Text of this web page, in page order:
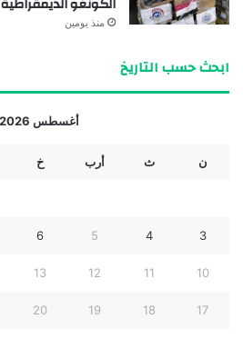
منذ يومين
ابحث حسب التاريخ
أغسطس 2026
ن ث أرب خ
3
4
5
6
10
11
12
13
17
18
19
20